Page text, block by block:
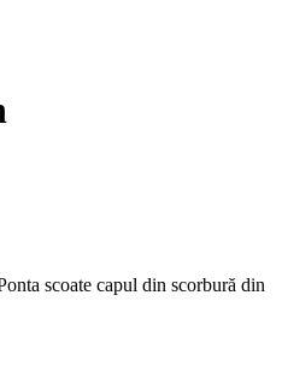
scoate capul din scorbură din